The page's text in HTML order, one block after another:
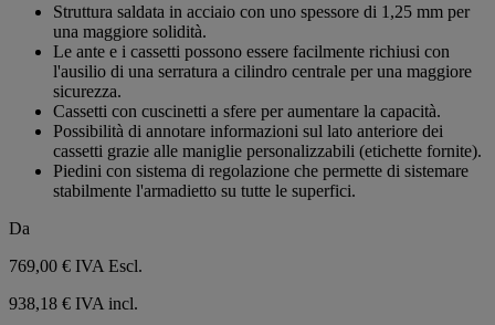
Struttura saldata in acciaio con uno spessore di 1,25 mm per
una maggiore solidità.
Le ante e i cassetti possono essere facilmente richiusi con
l'ausilio di una serratura a cilindro centrale per una maggiore
sicurezza.
Cassetti con cuscinetti a sfere per aumentare la capacità.
Possibilità di annotare informazioni sul lato anteriore dei
cassetti grazie alle maniglie personalizzabili (etichette fornite).
Piedini con sistema di regolazione che permette di sistemare
stabilmente l'armadietto su tutte le superfici.
Da
769,00 € IVA Escl.
938,18 € IVA incl.